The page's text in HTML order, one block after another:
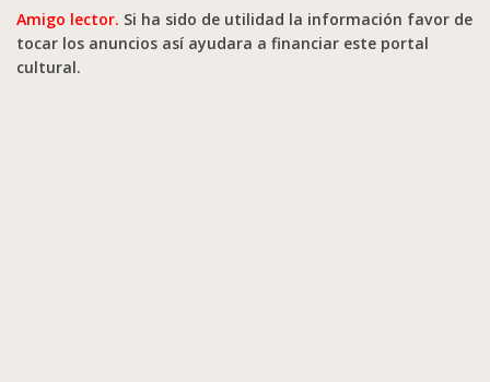
Amigo lector. Si ha sido de utilidad la información favor de
tocar los anuncios así ayudara a financiar este portal
cultural.